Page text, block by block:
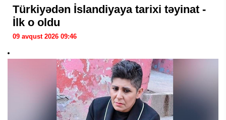
Türkiyədən İslandiyaya tarixi təyinat -
İlk o oldu
09 avqust 2026 09:46